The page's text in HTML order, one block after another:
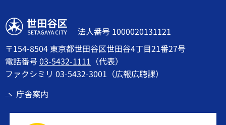
世田谷区
法人番号 1000020131121
〒154-8504 東京都世田谷区世田谷4丁目21番27号
電話番号03-5432-1111 （代表）
ファクシミリ 03-5432-3001（広報広聴課）
庁舎案内